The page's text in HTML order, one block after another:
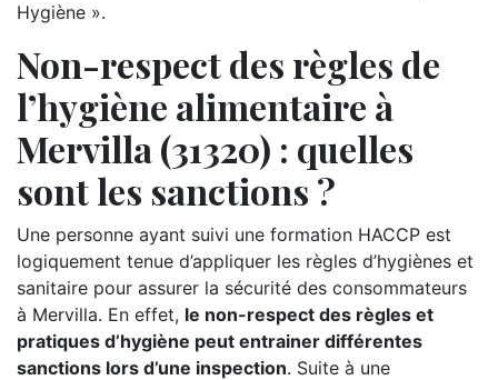
Hygiène ».
Non-respect des règles de
l’hygiène alimentaire à
Mervilla (31320) : quelles
sont les sanctions ?
Une personne ayant suivi une formation HACCP est
logiquement tenue d’appliquer les règles d’hygiènes et
sanitaire pour assurer la sécurité des consommateurs
à Mervilla. En effet, le non-respect des règles et
pratiques d’hygiène peut entrainer différentes
sanctions lors d’une inspection. Suite à une